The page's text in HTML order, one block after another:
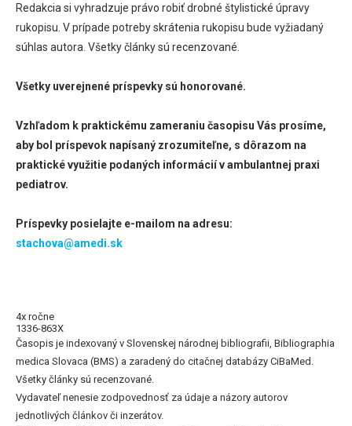
Redakcia si vyhradzuje právo robiť drobné štylistické úpravy
rukopisu. V prípade potreby skrátenia rukopisu bude vyžiadaný
súhlas autora. Všetky články sú recenzované.
Všetky uverejnené príspevky sú honorované.
Vzhľadom k praktickému zameraniu časopisu Vás prosíme,
aby bol príspevok napísaný zrozumiteľne, s dôrazom na
praktické využitie podaných informácií v ambulantnej praxi
pediatrov.
Príspevky posielajte e-mailom na adresu:
stachova@amedi.sk
4x ročne
1336-863X
Časopis je indexovaný v Slovenskej národnej bibliografii, Bibliographia
medica Slovaca (BMS) a zaradený do citačnej databázy CiBaMed.
Všetky články sú recenzované.
Vydavateľ nenesie zodpovednosť za údaje a názory autorov
jednotlivých článkov či inzerátov.